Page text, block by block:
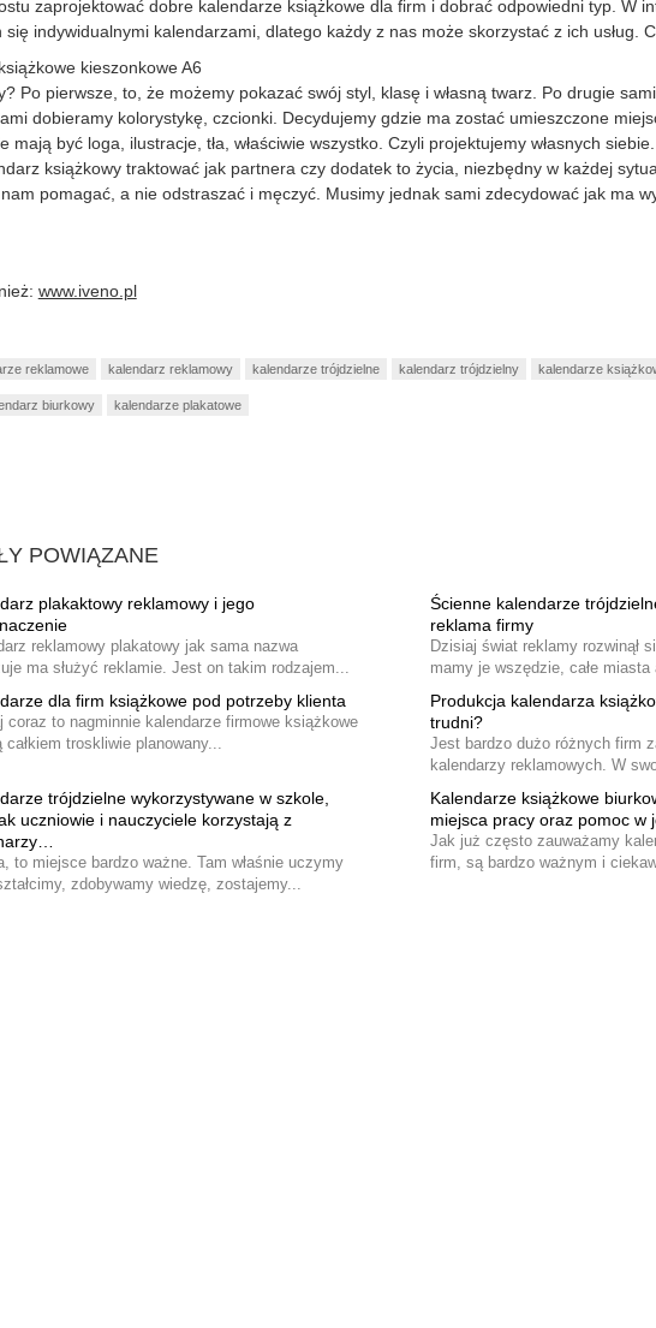
zaprojektować dobre kalendarze książkowe dla firm i dobrać odpowiedni typ. W
się indywidualnymi kalendarzami, dlatego każdy z nas może skorzystać z ich usług.
kieszonkowe A6
Po pierwsze, to, że możemy pokazać swój styl, klasę i własną twarz. Po drugie
dobieramy kolorystykę, czcionki. Decydujemy gdzie ma zostać umieszczone
mają być loga, ilustracje, tła, właściwie wszystko. Czyli projektujemy własnych
książkowy traktować jak partnera czy dodatek to życia, niezbędny w każdej
pomagać, a nie odstraszać i męczyć. Musimy jednak sami zdecydować jak ma
www.iveno.pl
reklamowe kalendarz reklamowy kalendarze trójdzielne kalendarz trójdzielny kalendarze
biurkowy kalendarze plakatowe
POWIĄZANE
plakaktowy reklamowy i jego
reklamowy plakatowy jak sama nazwa
ma służyć reklamie. Jest on takim rodzajem...
Ścienne kalendarze
reklama firmy
Dzisiaj świat reklamy rozwinął
mamy je wszędzie, całe miasta
dla firm książkowe pod potrzeby klienta
coraz to nagminnie kalendarze firmowe książkowe
całkiem troskliwie planowany...
Produkcja kalendarza
trudni?
Jest bardzo dużo różnych firm
kalendarzy reklamowych. W
trójdzielne wykorzystywane w szkole,
uczniowie i nauczyciele korzystają z
to miejsce bardzo ważne. Tam właśnie uczymy
zdobywamy wiedzę, zostajemy...
Kalendarze książkowe
miejsca pracy oraz pomoc w
Jak już często zauważamy
firm, są bardzo ważnym i